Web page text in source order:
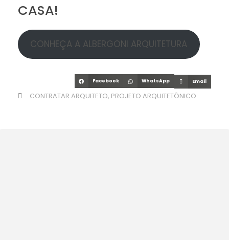
CASA!
CONHEÇA A ALBERGONI ARQUITETURA
Facebook WhatsApp Email
CONTRATAR ARQUITETO, PROJETO ARQUITETÔNICO